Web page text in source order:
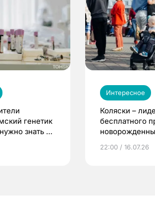
генетик
знать до
Интересное
Коляски –
бесплатного
22:00 / 16.07.26